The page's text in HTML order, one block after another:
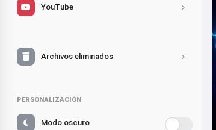
YouTube
Archivos eliminados
PERSONALIZACIÓN
Modo oscuro